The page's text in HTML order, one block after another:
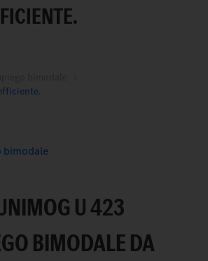
bimodale
U 423
BIMODALE DA